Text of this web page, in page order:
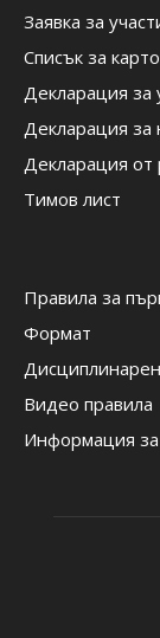
Заявка за
Списък за
Декларация за
Декларация за
Декларация от
Тимов лист
Правила за
Формат
Видео правила
Информация